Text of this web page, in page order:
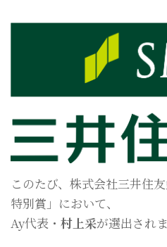
このたび、株式会社三井住
特別賞」において、
Ay代表・ 村上采が選出され